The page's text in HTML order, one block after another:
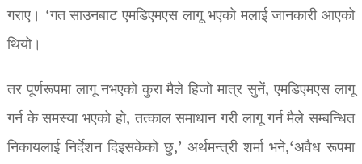
गराए। ‘गत साउनबाट एमडिएमएस लागू भएको मलाई जानकारी आएको
थियो।
तर पूर्णरूपमा लागू नभएको कुरा मैले हिजो मात्र सुनें, एमडिएमएस लागू
गर्न के समस्या भएको हो, तत्काल समाधान गरी लागू गर्न मैले सम्बन्धित
निकायलाई निर्देशन दिइसकेको छु,’ अर्थमन्त्री शर्मा भने,‘अवैध रूपमा